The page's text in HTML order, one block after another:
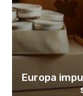
Europa